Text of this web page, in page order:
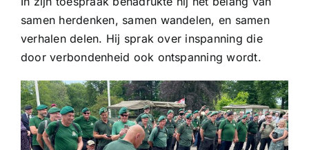
samen herdenken, samen wandelen, en samen
verhalen delen. Hij sprak over inspanning die
door verbondenheid ook ontspanning wordt.